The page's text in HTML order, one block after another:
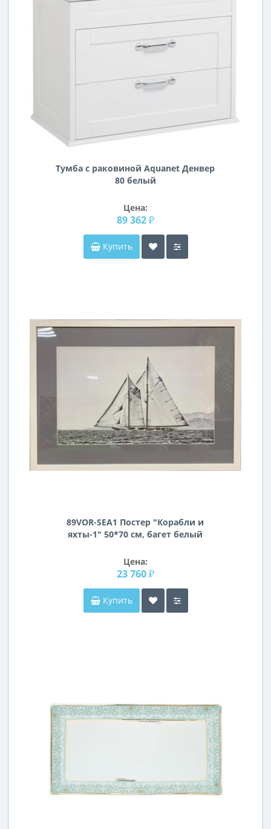
Тумба с раковиной Aquanet Денвер
80 белый
Цена:
89 362 ₽
Купить
89VOR-SEA1 Постер "Корабли и
яхты-1" 50*70 см, багет белый
Цена:
23 760 ₽
Купить